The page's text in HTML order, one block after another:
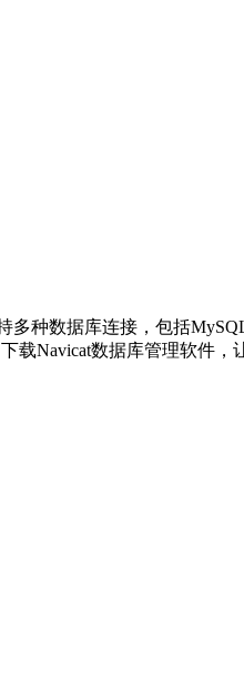
多种数据库连接，包括
载Navicat数据库管理软件，